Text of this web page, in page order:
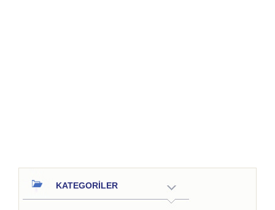
KATEGORİLER